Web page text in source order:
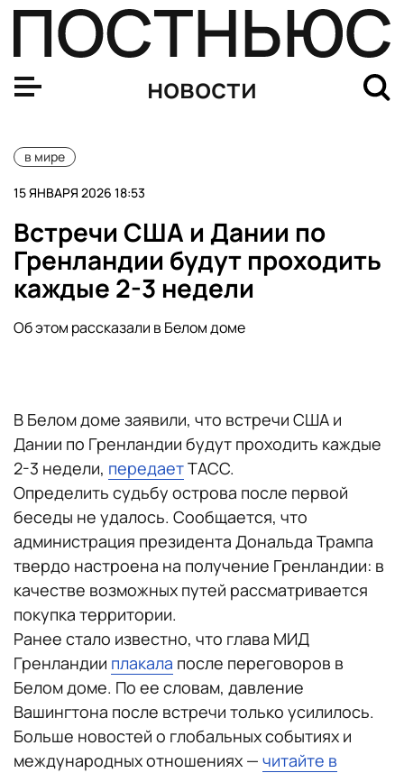
новости
в мире
15 ЯНВАРЯ 2026 18:53
Встречи США и Дании по
Гренландии будут проходить
каждые 2-3 недели
Об этом рассказали в Белом доме
В Белом доме заявили, что встречи США и
Дании по Гренландии будут проходить каждые
2-3 недели, передаетТАСС.
Определить судьбу острова после первой
беседы не удалось. Сообщается, что
администрация президента Дональда Трампа
твердо настроена на получение Гренландии: в
качестве возможных путей рассматривается
покупка территории.
Ранее стало известно, что глава МИД
Гренландии плакала после переговоров в
Белом доме. По ее словам, давление
Вашингтона после встречи только усилилось.
Больше новостей о глобальных событиях и
международных отношениях — читайте в
Встречи США и Дании по Гренландии будут идти